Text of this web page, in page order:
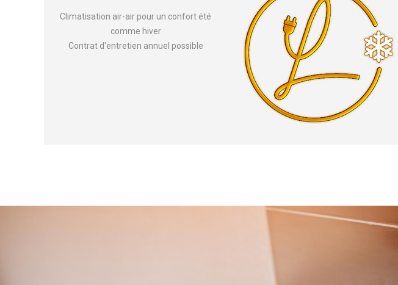
Climatisation air-air pour un confort été
comme hiver
Contrat d'entretien annuel possible